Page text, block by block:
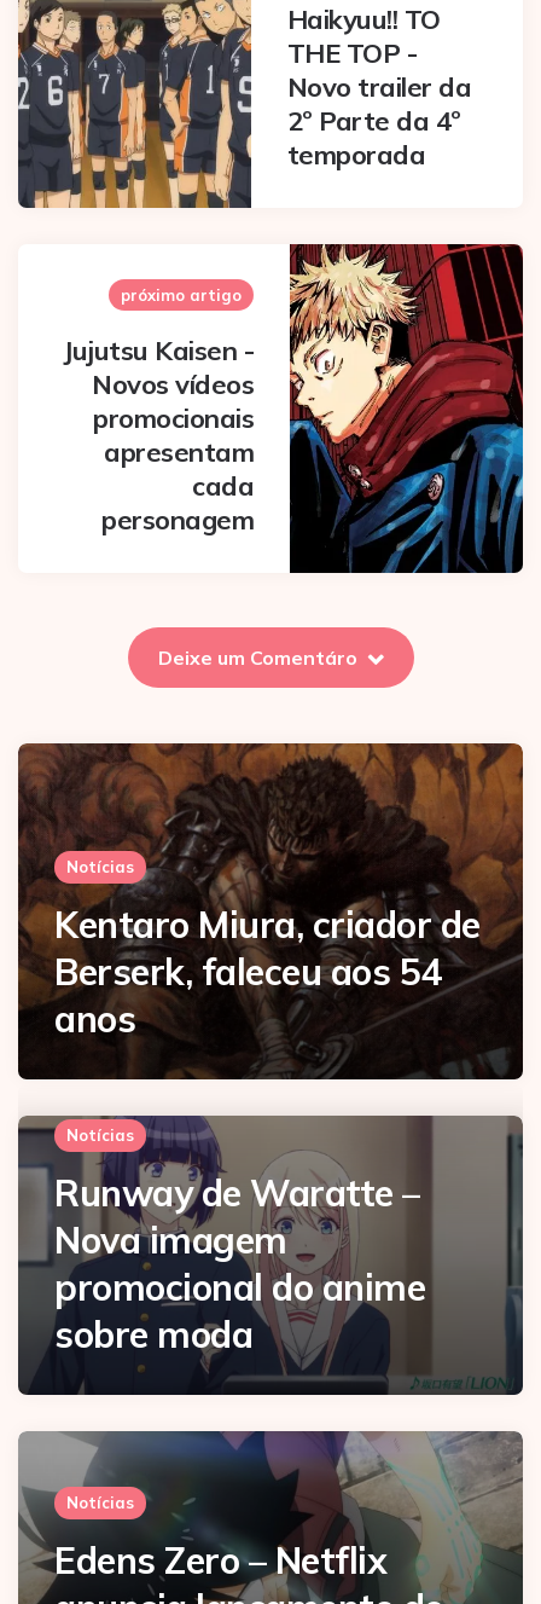
Haikyuu!! TO
THE TOP -
Novo trailer da
2º Parte da 4º
temporada
próximo artigo
Jujutsu Kaisen -
Novos vídeos
promocionais
apresentam
cada
personagem
Deixe um Comentáro
Notícias
Kentaro Miura, criador de
Berserk, faleceu aos 54
anos
Notícias
Runway de Waratte –
Nova imagem
promocional do anime
sobre moda
Notícias
Edens Zero – Netflix